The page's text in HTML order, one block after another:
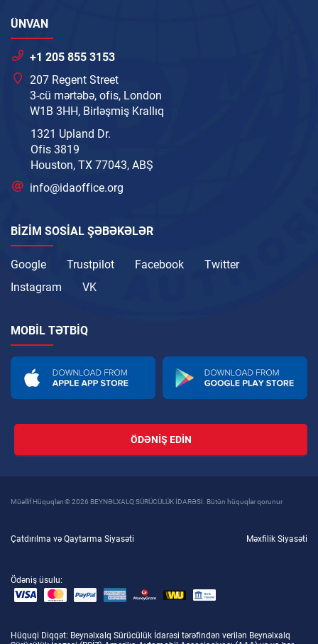
ÜNVAN
+1 205 855 3153
207 Regent Street
3-cü mərtəbə, ofis, London
W1B 3HH, Birləşmiş Krallıq
1321 Upland Dr.
Ofis 3819
Houston, TX 77043, ABŞ
info@idaoffice.org
BIZIM SOSIAL ŞƏBƏKƏLƏR
Google Trustpilot Facebook
Twitter
Instagram
VK
MOBIL TƏTBIQ
ÖDƏNIŞ EDIN
Müəllif Hüquqları © 2026 BEYNƏLXALQ SÜRÜCÜLÜK İDARƏSİ. Bütün hüquqlar qorunur
Çatdırılma və Qaytarma Siyasəti Məxfilik Siyasəti
Ödəniş üsulu:
Hüquqi Diqqət: Beynəlxalq Sürücülük İdarəsi tərəfindən verilən Beynəlxalq